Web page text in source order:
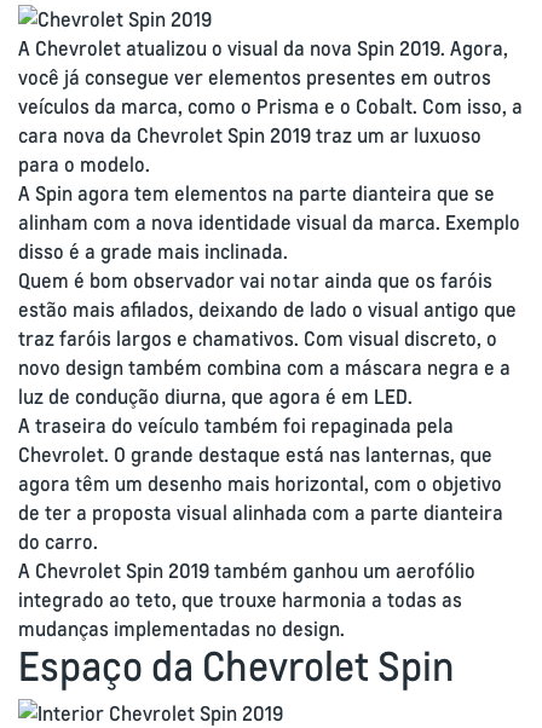
A Chevrolet atualizou o visual da nova Spin 2019. Agora,
você já consegue ver elementos presentes em outros
veículos da marca, como o Prisma e o Cobalt. Com isso, a
cara nova da Chevrolet Spin 2019 traz um ar luxuoso
para o modelo.
A Spin agora tem elementos na parte dianteira que se
alinham com a nova identidade visual da marca. Exemplo
disso é a grade mais inclinada.
Quem é bom observador vai notar ainda que os faróis
estão mais afilados, deixando de lado o visual antigo que
traz faróis largos e chamativos. Com visual discreto, o
novo design também combina com a máscara negra e a
luz de condução diurna, que agora é em LED.
A traseira do veículo também foi repaginada pela
Chevrolet. O grande destaque está nas lanternas, que
agora têm um desenho mais horizontal, com o objetivo
de ter a proposta visual alinhada com a parte dianteira
do carro.
A Chevrolet Spin 2019 também ganhou um aerofólio
integrado ao teto, que trouxe harmonia a todas as
mudanças implementadas no design.
Espaço da Chevrolet Spin